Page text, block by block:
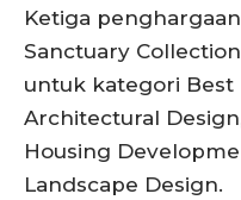
Ketiga
Sanctuary
untuk kategori Best
Architectural
Housing
Landscape Design.